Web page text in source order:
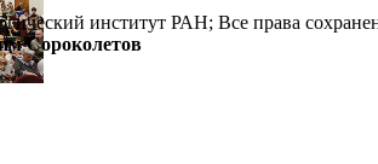
институт РАН; Все права
Сороколетов